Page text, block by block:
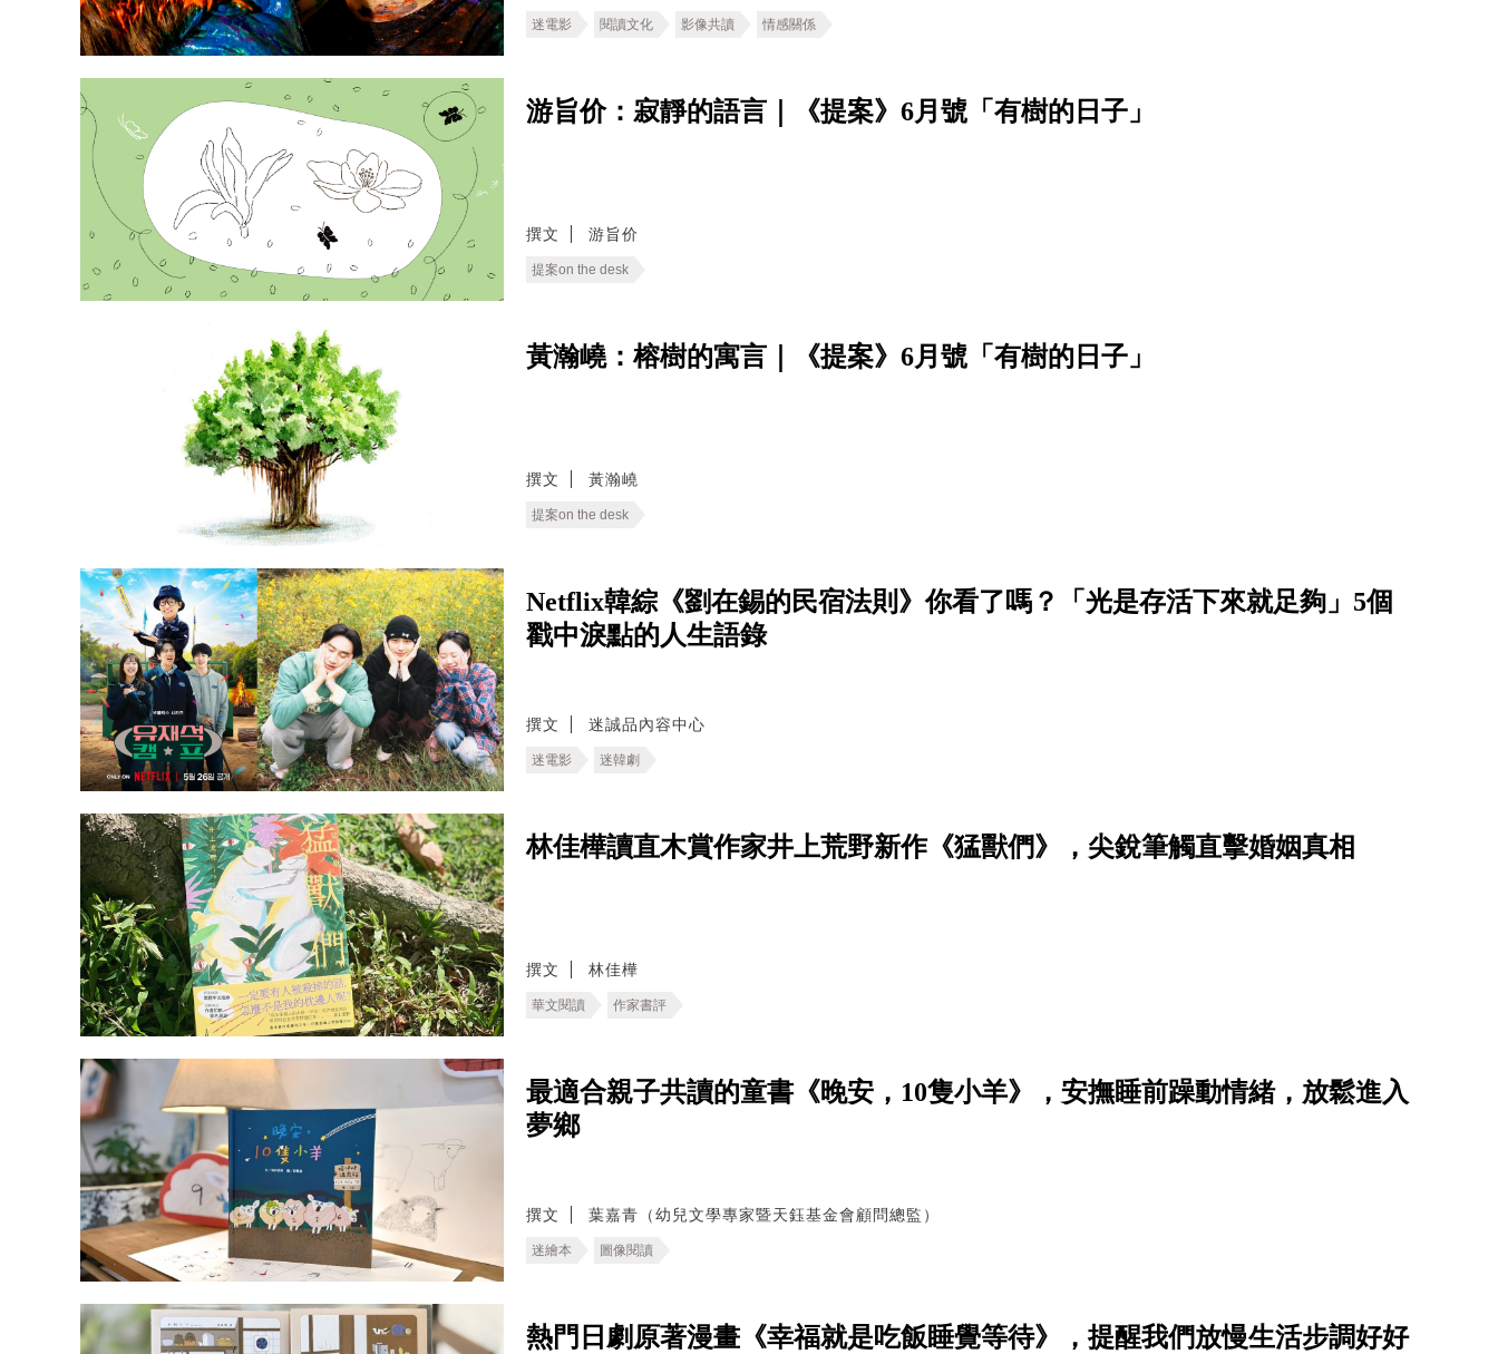
迷電影 閱讀文化 影像共讀 情感關係
游旨价：寂靜的語言｜《提案》6月號「有樹的日子」
撰文 游旨价
提案on the desk
黃瀚嶢：榕樹的寓言｜《提案》6月號「有樹的日子」
撰文 黃瀚嶢
提案on the desk
Netflix韓綜《劉在錫的民宿法則》你看了嗎？「光是存活下來就足夠」5個
戳中淚點的人生語錄
撰文 迷誠品內容中心
迷電影 迷韓劇
林佳樺讀直木賞作家井上荒野新作《猛獸們》，尖銳筆觸直擊婚姻真相
撰文 林佳樺
華文閱讀 作家書評
最適合親子共讀的童書《晚安，10隻小羊》，安撫睡前躁動情緒，放鬆進入
夢鄉
撰文 葉嘉青（幼兒文學專家暨天鈺基金會顧問總監）
迷繪本 圖像閱讀
熱門日劇原著漫畫《幸福就是吃飯睡覺等待》，提醒我們放慢生活步調好好